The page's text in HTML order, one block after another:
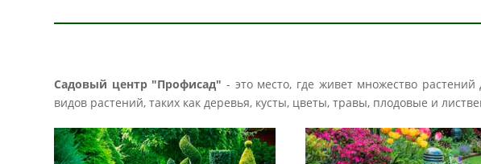
Садовый центр "Профисад" - это место, где живет множество
видов растений, таких как деревья, кусты, цветы, травы, плодовые и